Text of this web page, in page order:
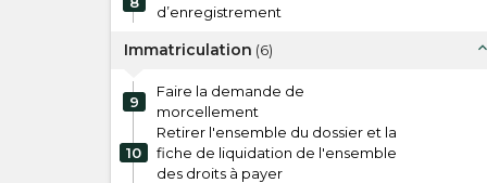
d’enregistrement
Immatriculation (6) expand_less
9
Faire la demande de
morcellement
10
Retirer l'ensemble du dossier et la
fiche de liquidation de l'ensemble
des droits à payer